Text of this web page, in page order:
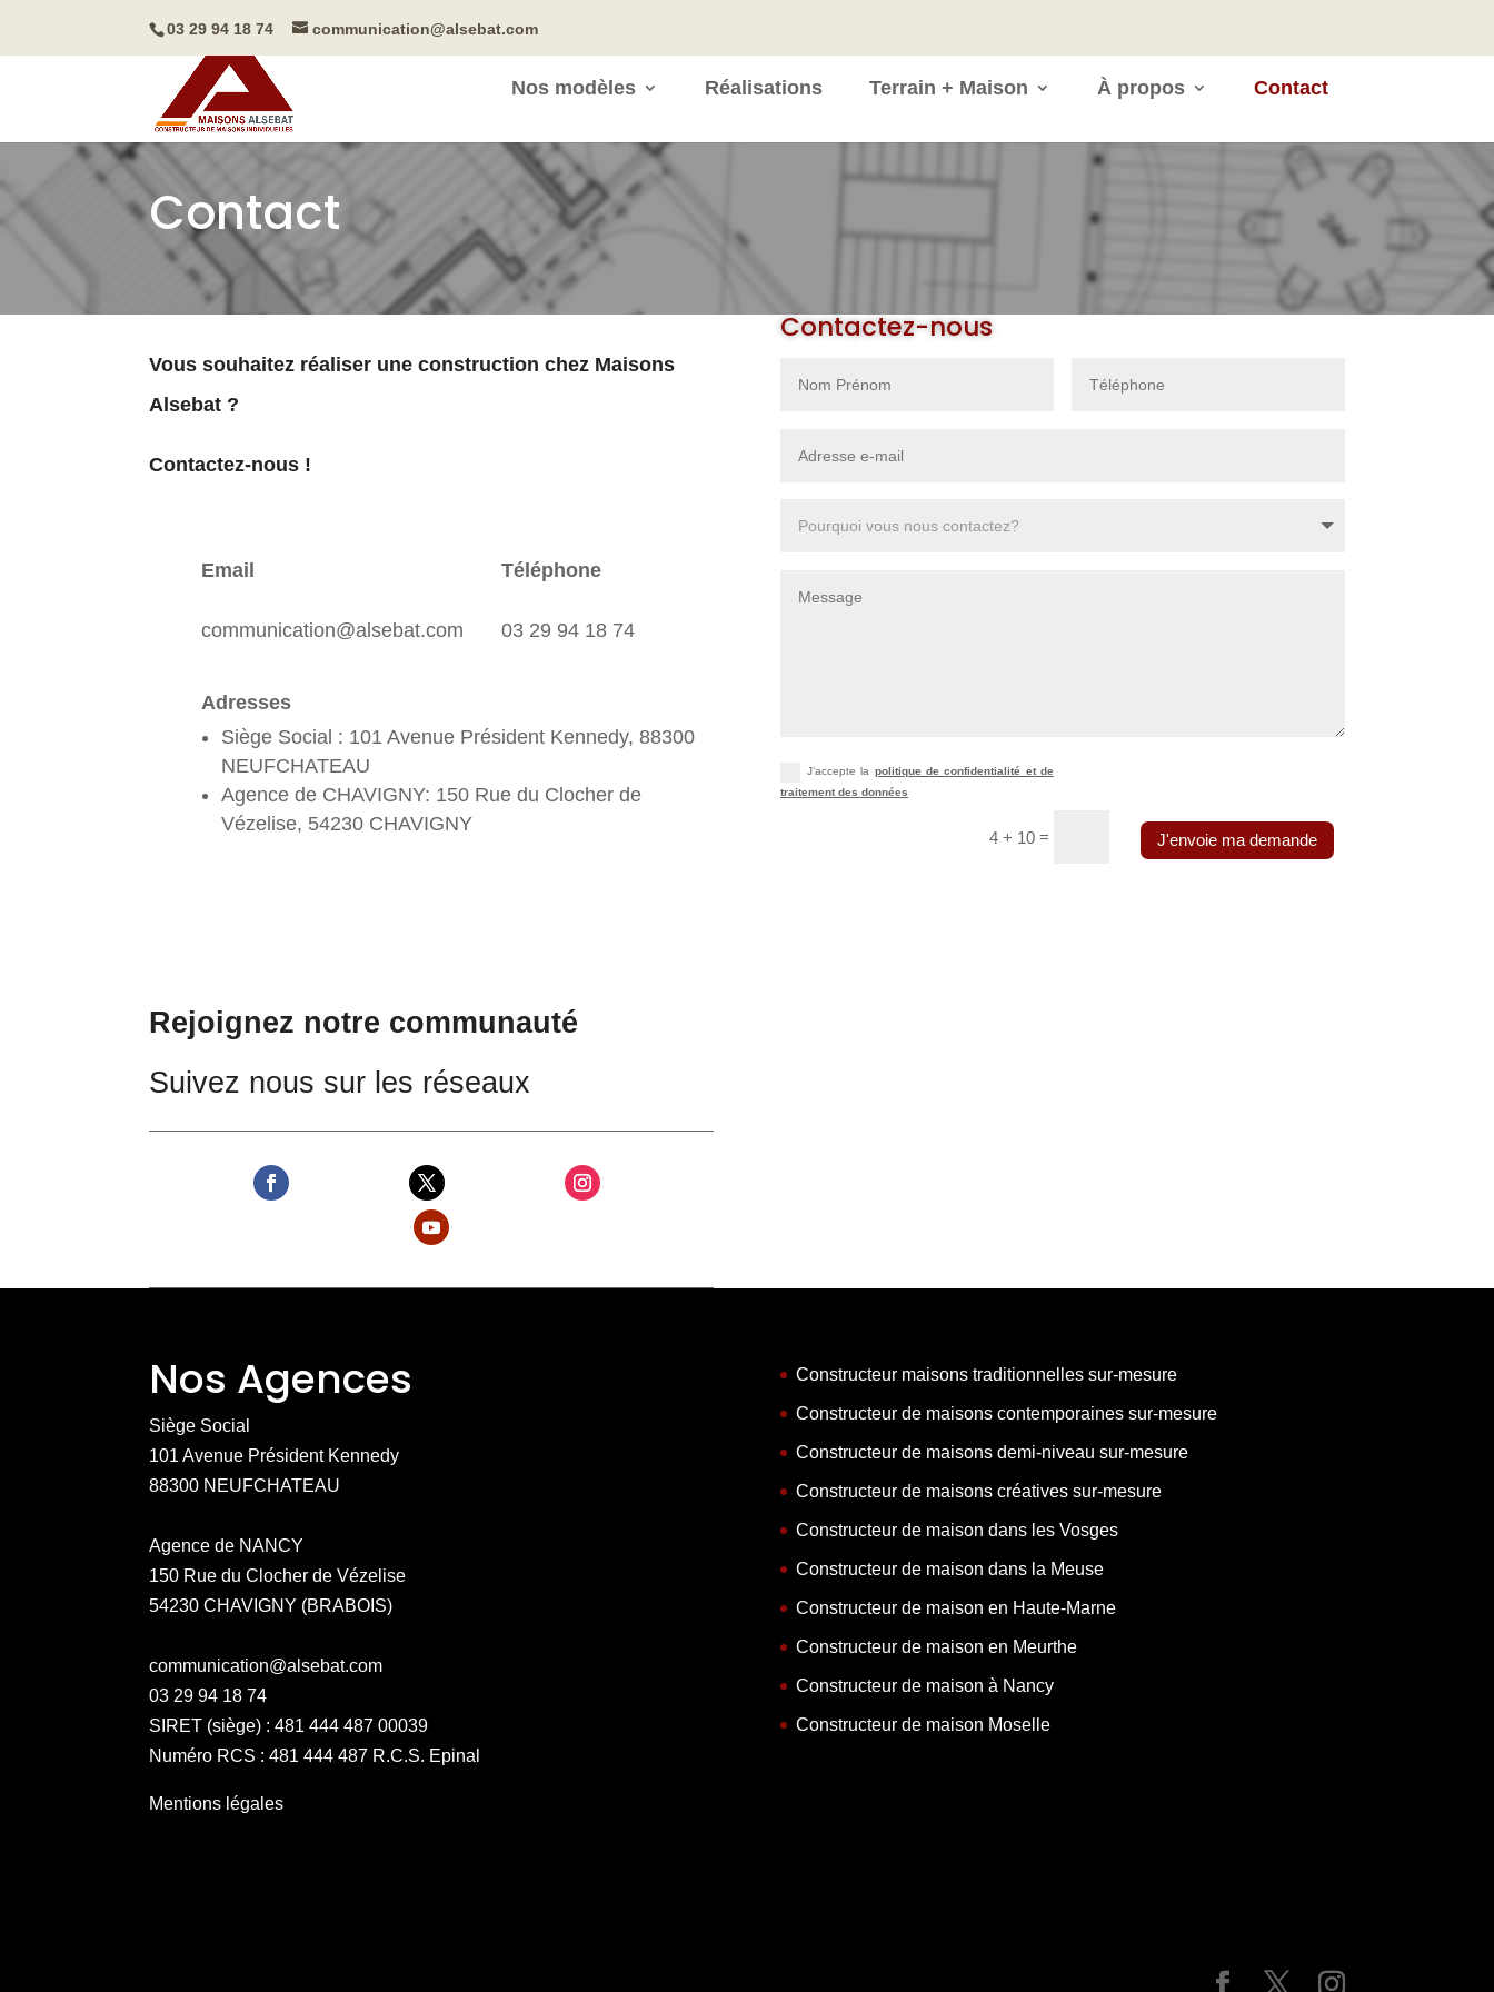
03 29 94 18 74 communication@alsebat.com
Nos modèles Réalisations Terrain + Maison À propos Contact
Contact
Vous souhaitez réaliser une construction chez Maisons
Alsebat ?
Contactez-nous !
Email
communication@alsebat.com
Téléphone
03 29 94 18 74
Adresses
Siège Social : 101 Avenue Président Kennedy, 88300
NEUFCHATEAU
Agence de CHAVIGNY: 150 Rue du Clocher de
Vézelise, 54230 CHAVIGNY
Rejoignez notre communauté
Suivez nous sur les réseaux
Contactez-nous
J’accepte la politique de confidentialité et de
traitement des données
4 + 10= J'envoie ma demande
Nos Agences
Siège Social
101 Avenue Président Kennedy
88300 NEUFCHATEAU
Agence de NANCY
150 Rue du Clocher de Vézelise
54230 CHAVIGNY (BRABOIS)
communication@alsebat.com
03 29 94 18 74
SIRET (siège) : 481 444 487 00039
Numéro RCS : 481 444 487 R.C.S. Epinal
Mentions légales
Constructeur maisons traditionnelles sur-mesure
Constructeur de maisons contemporaines sur-mesure
Constructeur de maisons demi-niveau sur-mesure
Constructeur de maisons créatives sur-mesure
Constructeur de maison dans les Vosges
Constructeur de maison dans la Meuse
Constructeur de maison en Haute-Marne
Constructeur de maison en Meurthe
Constructeur de maison à Nancy
Constructeur de maison Moselle